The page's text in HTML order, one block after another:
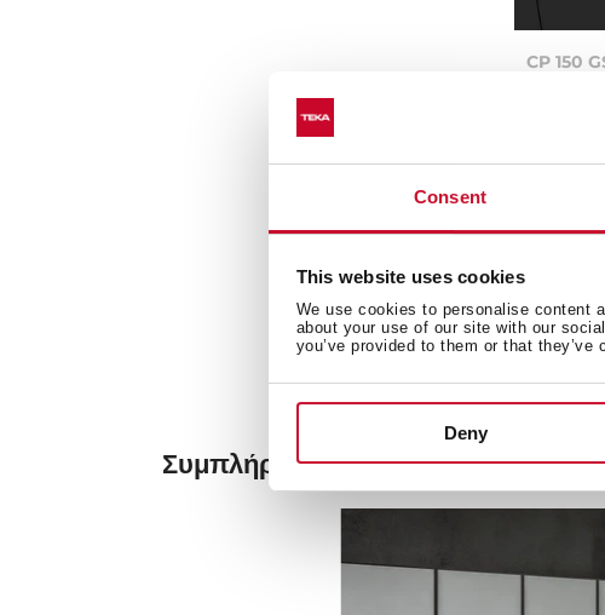
Consent
This website uses cookies
We use cookies to personalise content
about your use of our site with our
you’ve provided to them or that
Deny
CP 150
Συμπλήρώστε το περιβάλλον σας